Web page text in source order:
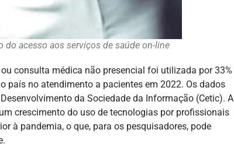
do acesso aos serviços de saúde on-line
consulta médica não presencial foi utilizada por 33%
país no atendimento a pacientes em 2022. Os dados
da Sociedade da Informação (Cetic). A
crescimento do uso de tecnologias por profissionais
à pandemia, o que, para os pesquisadores, pode